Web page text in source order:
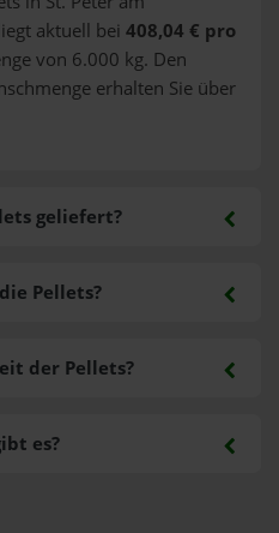
aktuell bei 408,04 € pro
von 6.000 kg. Den
erhalten Sie über
geliefert?
es?
Pellets?
der Pellets?